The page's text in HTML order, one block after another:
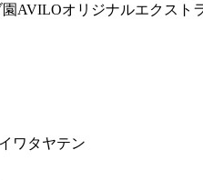
AVILOオリジナルエクスト
ワタヤテン